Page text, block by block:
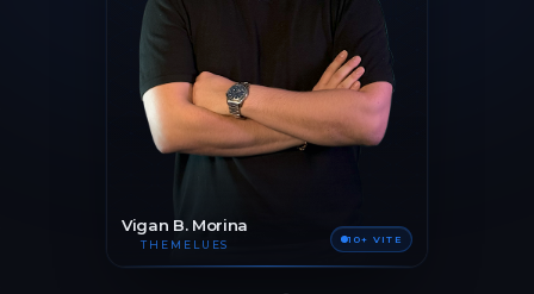
Vigan B. Morina
THEMELUES 10+ VITE